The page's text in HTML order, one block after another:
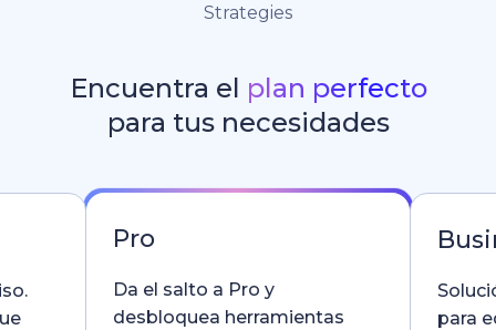
Strategies
Encuentra el plan perfecto
para tus necesidades
Pro
Da el salto a Pro y
desbloquea herramientas
para